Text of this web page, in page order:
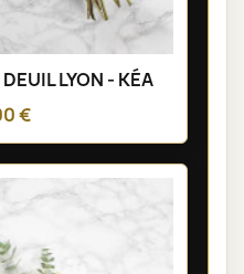
LYON - KÉA
€